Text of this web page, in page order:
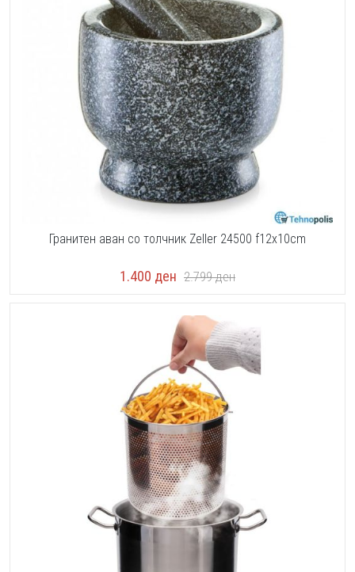
Гранитен аван со толчник Zeller 24500 f12x10cm
1.400 ден 2.799ден